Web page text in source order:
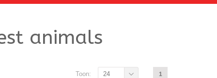
animals
1
Toon: 24